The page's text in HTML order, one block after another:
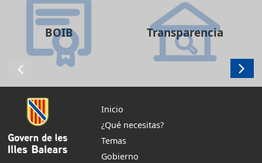
BOIB Transparencia
Inicio
¿Qué necesitas?
Temas
Gobierno